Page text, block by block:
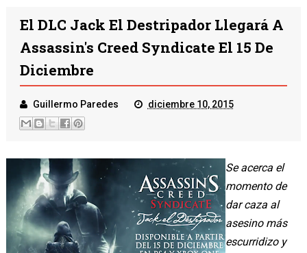
El DLC Jack El Destripador Llegará A
Assassin's Creed Syndicate El 15 De
Diciembre
Guillermo Paredes diciembre 10, 2015
Se acerca el
momento de
dar caza al
asesino más
escurridizo y